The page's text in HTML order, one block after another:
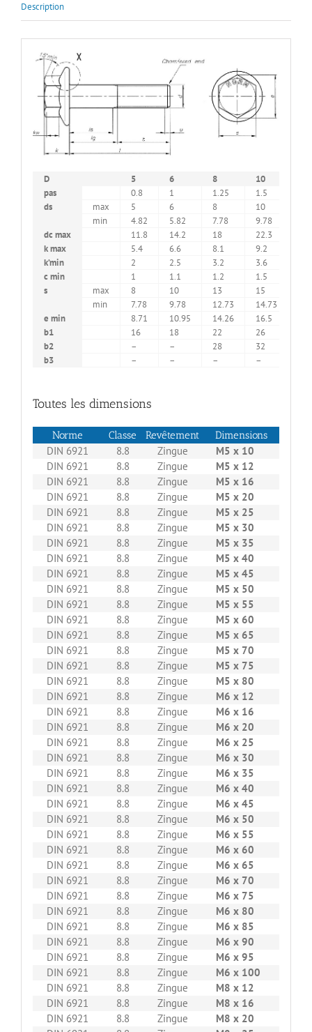
Description
D 5 6 8 10
pas
0.8 1 1.25 1.5
ds
max 5 6 8 10
min
4.82 5.82 7.78 9.78
dc max
11.8 14.2 18 22.3
k max
5.4 6.6 8.1 9.2
k’min
2 2.5 3.2 3.6
c min
1 1.1 1.2 1.5
s
max 8 10 13 15
min
7.78 9.78 12.73 14.73
e min
8.71 10.95 14.26 16.5
b1
16 18 22 26
b2
– – 28 32
b3
– – – –
Toutes les dimensions
Norme Classe Revêtement Dimensions
DIN 6921 8.8 Zingue M5 x 10
DIN 6921
8.8 Zingue M5 x 12
DIN 6921
8.8 Zingue M5 x 16
DIN 6921
8.8 Zingue M5 x 20
DIN 6921
8.8 Zingue M5 x 25
DIN 6921
8.8 Zingue M5 x 30
DIN 6921
8.8 Zingue M5 x 35
DIN 6921
8.8 Zingue M5 x 40
DIN 6921
8.8 Zingue M5 x 45
DIN 6921
8.8 Zingue M5 x 50
DIN 6921
8.8 Zingue M5 x 55
DIN 6921
8.8 Zingue M5 x 60
DIN 6921
8.8 Zingue M5 x 65
DIN 6921
8.8 Zingue M5 x 70
DIN 6921
8.8 Zingue M5 x 75
DIN 6921
8.8 Zingue M5 x 80
DIN 6921
8.8 Zingue M6 x 12
DIN 6921
8.8 Zingue M6 x 16
DIN 6921
8.8 Zingue M6 x 20
DIN 6921
8.8 Zingue M6 x 25
DIN 6921
8.8 Zingue M6 x 30
DIN 6921
8.8 Zingue M6 x 35
DIN 6921
8.8 Zingue M6 x 40
DIN 6921
8.8 Zingue M6 x 45
DIN 6921
8.8 Zingue M6 x 50
DIN 6921
8.8 Zingue M6 x 55
DIN 6921
8.8 Zingue M6 x 60
DIN 6921
8.8 Zingue M6 x 65
DIN 6921
8.8 Zingue M6 x 70
DIN 6921
8.8 Zingue M6 x 75
DIN 6921
8.8 Zingue M6 x 80
DIN 6921
8.8 Zingue M6 x 85
DIN 6921
8.8 Zingue M6 x 90
DIN 6921
8.8 Zingue M6 x 95
DIN 6921
8.8 Zingue M6 x 100
DIN 6921
8.8 Zingue M8 x 12
DIN 6921
8.8 Zingue M8 x 16
DIN 6921
8.8 Zingue M8 x 20